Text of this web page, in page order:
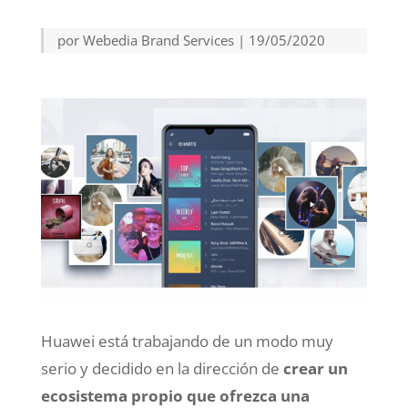
por Webedia Brand Services| 19/05/2020
Huawei está trabajando de un modo muy
serio y decidido en la dirección de crear un
ecosistema propio que ofrezca una